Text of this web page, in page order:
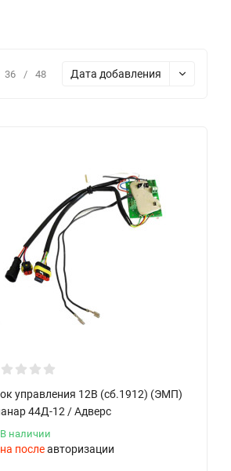
36 / 48 Дата добавления
управления 12В (сб.1912) (ЭМП)
44Д-12 / Адверс
В наличии
послеавторизации